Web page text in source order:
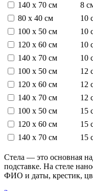
140 х 70 см
8
80 х 40 см
10
100 х 50 см
10
120 х 60 см
10
140 х 70 см
10
100 х 50 см
12
120 х 60 см
12
140 х 70 см
12
100 х 50 см
15
120 х 60 см
15
140 х 70 см
15
Стела — это основная
подставке. На стеле
ФИО и даты, крестик,